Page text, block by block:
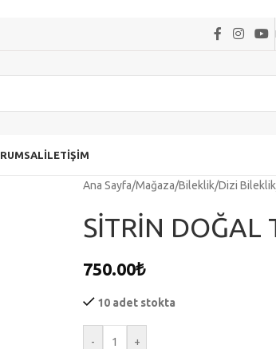
İLETIŞIM
Ana Sayfa/Mağaza/Bileklik/Dizi Bileklik
SİTRİN DOĞAL
750.00₺
10 adet stokta
- +